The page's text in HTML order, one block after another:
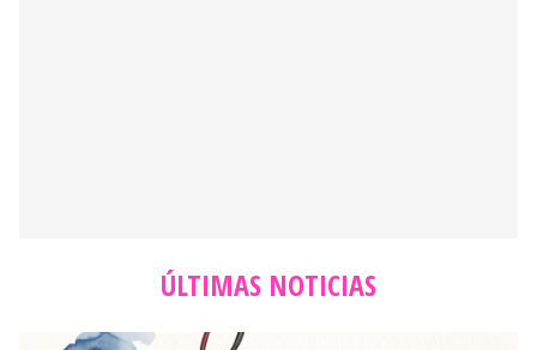
ÚLTIMAS NOTICIAS